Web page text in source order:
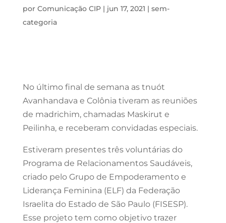
por Comunicação CIP| jun 17, 2021 | sem-
categoria
No último final de semana as tnuót
Avanhandava e Colônia tiveram as reuniões
de madrichim, chamadas Maskirut e
Peilinha, e receberam convidadas especiais.
Estiveram presentes três voluntárias do
Programa de Relacionamentos Saudáveis,
criado pelo Grupo de Empoderamento e
Liderança Feminina (ELF) da Federação
Israelita do Estado de São Paulo (FISESP).
Esse projeto tem como objetivo trazer